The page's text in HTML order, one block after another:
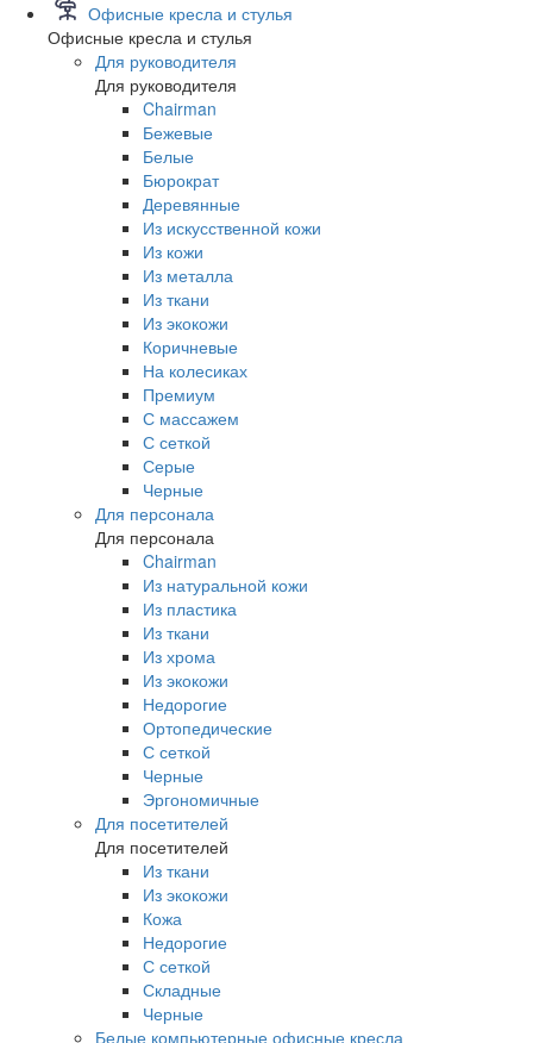
Офисные кресла и стулья
Офисные кресла и стулья
Для руководителя
Для руководителя
Chairman
Бежевые
Белые
Бюрократ
Деревянные
Из искусственной кожи
Из кожи
Из металла
Из ткани
Из экокожи
Коричневые
На колесиках
Премиум
С массажем
С сеткой
Серые
Черные
Для персонала
Для персонала
Chairman
Из натуральной кожи
Из пластика
Из ткани
Из хрома
Из экокожи
Недорогие
Ортопедические
С сеткой
Черные
Эргономичные
Для посетителей
Для посетителей
Из ткани
Из экокожи
Кожа
Недорогие
С сеткой
Складные
Черные
Белые компьютерные офисные кресла